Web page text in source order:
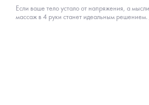
Если ваше тело устало от напряжения, а
массаж в 4 руки станет идеальным решением.